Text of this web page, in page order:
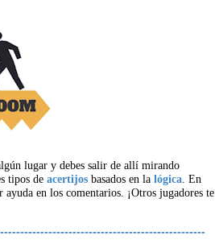
lugar y debes salir de allí mirando
tipos deacertijos basados en lalógica. En
ayuda en los comentarios. ¡Otros jugadores te